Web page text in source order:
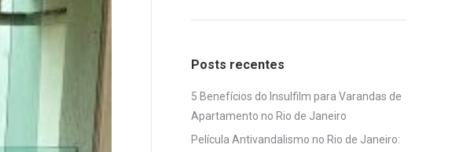
Posts recentes
5 Benefícios do Insulfilm para Varandas de
Apartamento no Rio de Janeiro
Película Antivandalismo no Rio de Janeiro: